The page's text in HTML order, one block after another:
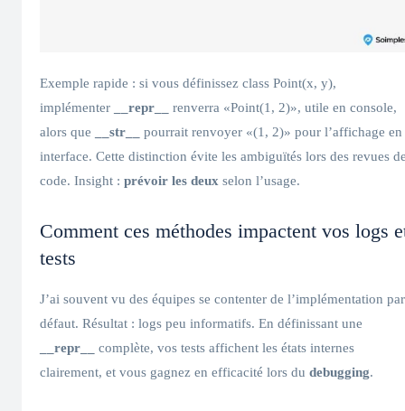
Exemple rapide : si vous définissez class Point(x, y),
implémenter
__repr__
renverra «Point(1, 2)», utile en console,
alors que
__str__
pourrait renvoyer «(1, 2)» pour l’affichage en
interface. Cette distinction évite les ambiguïtés lors des revues
code. Insight : prévoir les deux selon l’usage.
Comment ces méthodes impactent vos logs
tests
J’ai souvent vu des équipes se contenter de l’implémentation par
défaut. Résultat : logs peu informatifs. En définissant une
__repr__
complète, vos tests affichent les états internes
clairement, et vous gagnez en efficacité lors du debugging.